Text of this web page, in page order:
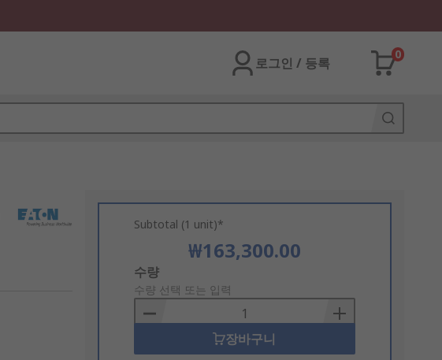
로그인 / 등록
0
Subtotal (1 unit)*
₩163,300.00
Add
to
Basket
수량
수량 선택 또는 입력
장바구니